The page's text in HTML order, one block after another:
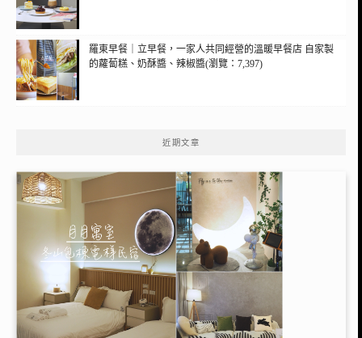
羅東早餐｜立早餐，一家人共同經營的溫暖早餐店 自家製
的蘿蔔糕、奶酥醬、辣椒醬(瀏覽：7,397)
近期文章